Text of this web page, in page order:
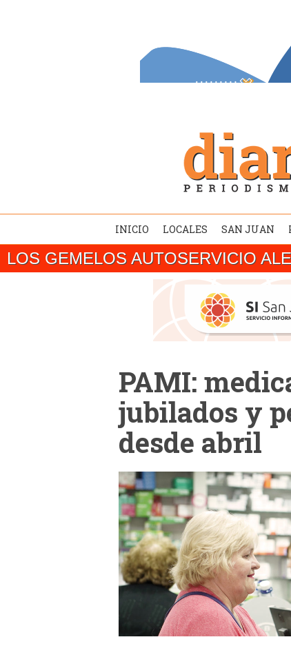
INICIO LOCALES SAN JUAN
LOS GEMELOS AUTOSERVICIO
SAN JUAN/ El gobernador Marcelo
PAMI:
jubilados y
desde abril